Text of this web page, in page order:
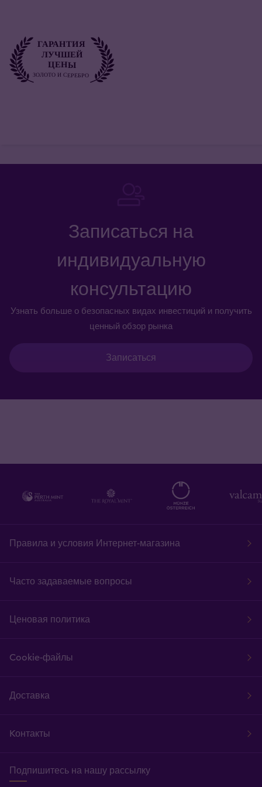
Записаться на
индивидуальную
консультацию
Узнать больше о безопасных видах инвестиций и получить
ценный обзор рынка
Записаться
Правила и условия Интернет-магазина
Часто задаваемые вопросы
Ценовая политика
Cookie-файлы
Доставка
Kонтакты
Подпишитесь на нашу рассылку